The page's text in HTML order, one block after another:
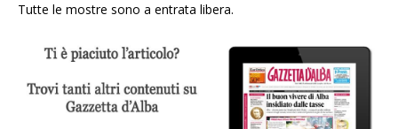
Tutte le mostre sono a entrata libera.